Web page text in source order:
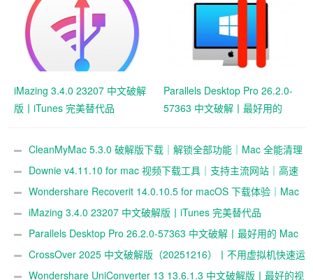
iMazing 3.4.0 23207 中文破解
版丨iTunes 完美替代品
Parallels Desktop Pro 26.2.0-
57363 中文破解丨最好用的
CleanMyMac 5.3.0 破解版下载｜解锁全部功能｜Mac 全能清理
优化神器
Downie v4.11.10 for mac 视频下载工具｜支持主流网站｜高速
解析｜中文界面体验
Wondershare Recoverit 14.0.10.5 for macOS 下载体验｜Mac
数据恢复工具使用记录
iMazing 3.4.0 23207 中文破解版丨iTunes 完美替代品
Parallels Desktop Pro 26.2.0-57363 中文破解丨最好用的 Mac
虚拟机CrossOver 2025 中文破解版（20251216）丨不用虚拟机快速运
行 Windows 软件
Wondershare UniConverter 13 13.6.1.3 中文破解版丨最好的视